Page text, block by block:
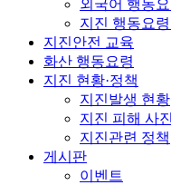
외국어 행동
지진 행동요
지진안전 교육
화산 행동요령
지진 현황·정책
지진발생 현황
지진 피해 사진
지진관련 정책
게시판
이벤트